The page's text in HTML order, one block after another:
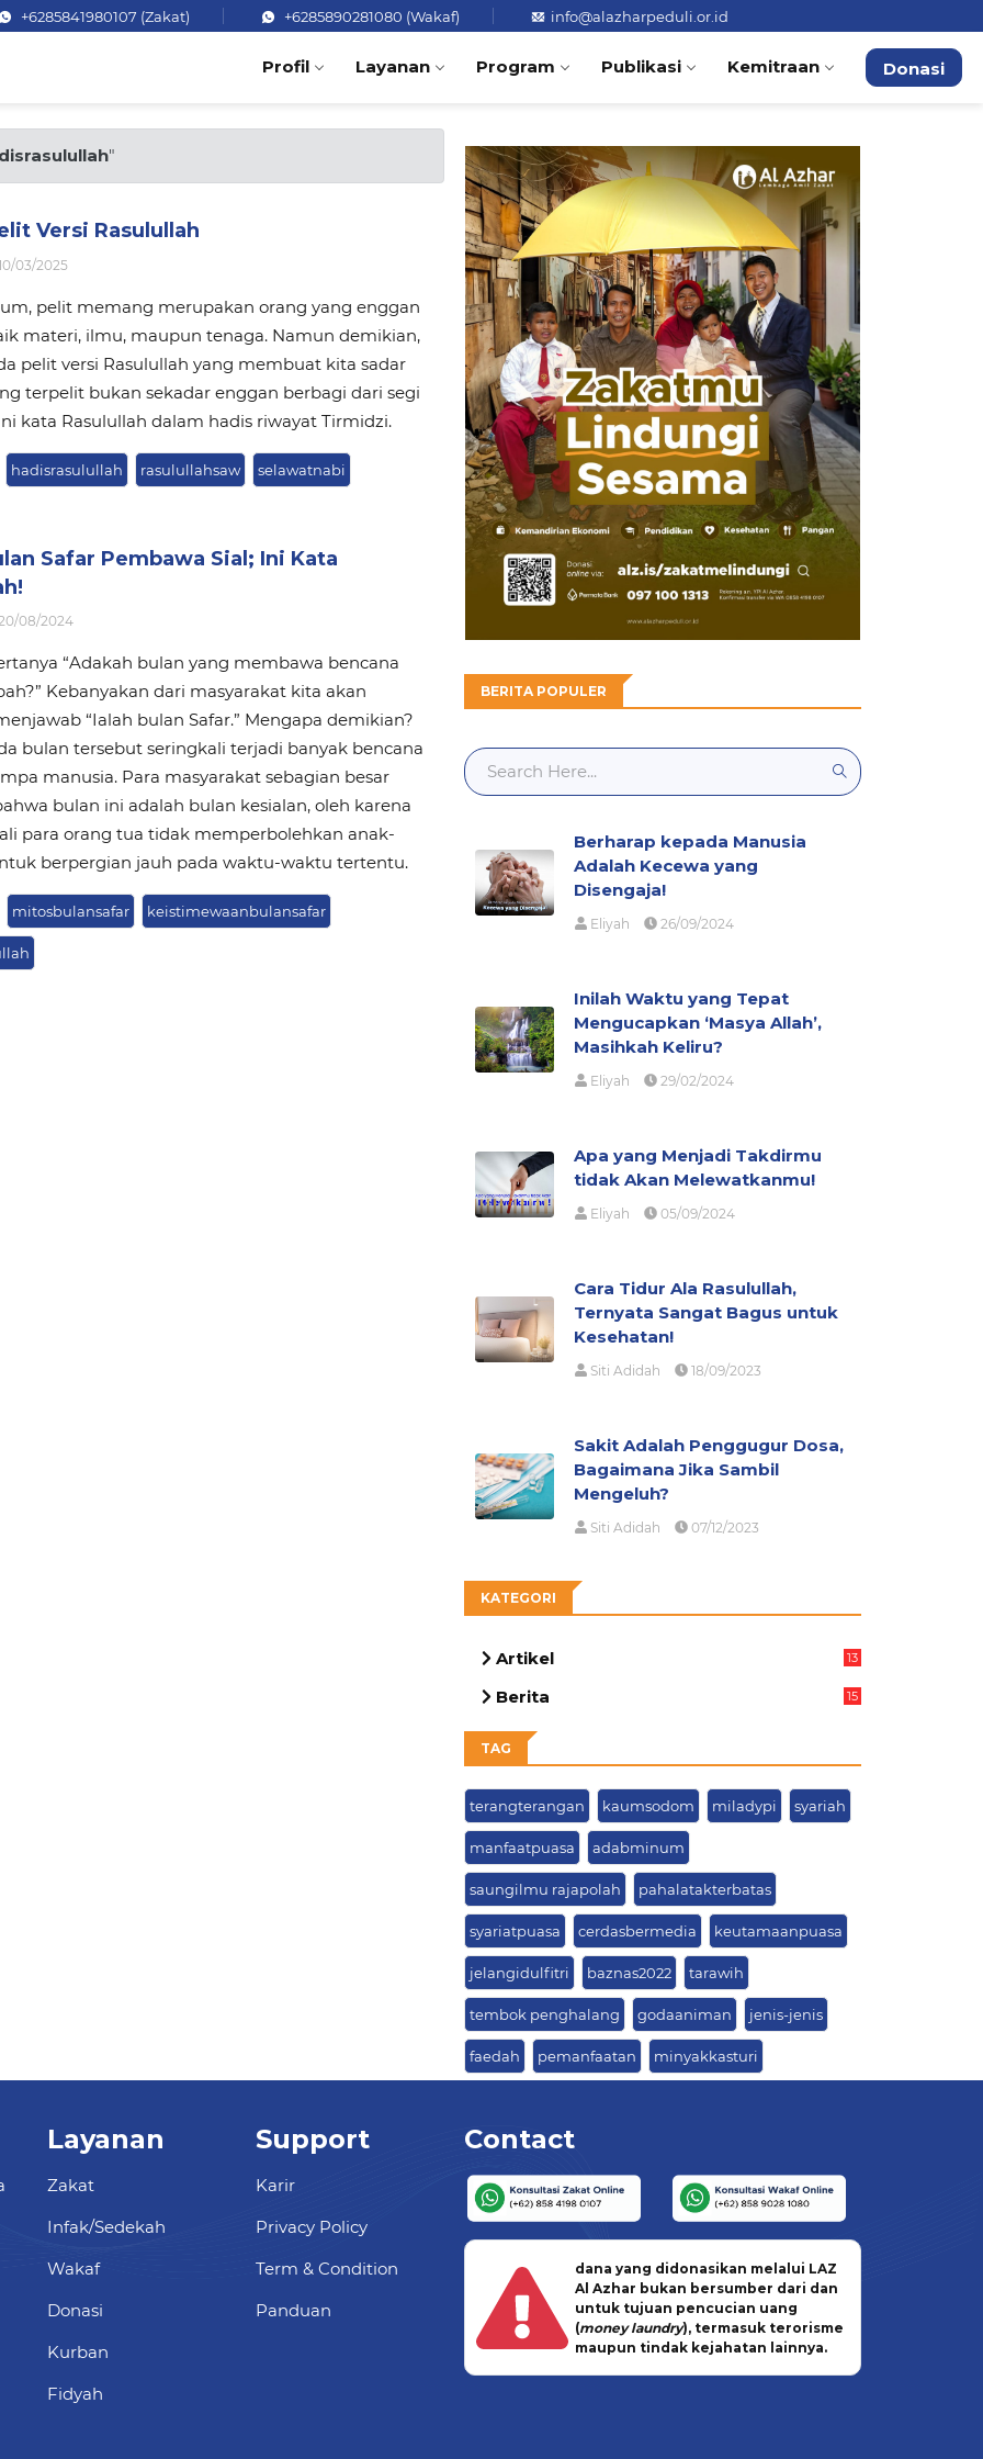
+6285841980107 (Zakat) +6285890281080 (Wakaf) info@alazharpeduli.or.id
Profil Layanan Program Publikasi Kemitraan Donasi
"
Versi Rasulullah
03/2025
pelit memang merupakan orang yang enggan
materi, ilmu, maupun tenaga. Namun demikian,
pelit versi Rasulullah yang membuat kita sadar
terpelit bukan sekadar enggan berbagi dari segi
kata Rasulullah dalam hadis riwayat Tirmidzi.
hadisrasulullah rasulullahsaw selawatnabi
Safar Pembawa Sial; Ini Kata
08/2024
“Adakah bulan yang membawa bencana
Kebanyakan dari masyarakat kita akan
“Ialah bulan Safar.” Mengapa demikian?
bulan tersebut seringkali terjadi banyak bencana
manusia. Para masyarakat sebagian besar
bulan ini adalah bulan kesialan, oleh karena
para orang tua tidak memperbolehkan anak-
berpergian jauh pada waktu-waktu tertentu.
mitosbulansafar keistimewaanbulansafar
BERITA POPULER
Berharap kepada Manusia
Adalah Kecewa yang
Disengaja!
Eliyah 26/09/2024
Inilah Waktu yang Tepat
Mengucapkan ‘Masya Allah’,
Masihkah Keliru?
Eliyah 29/02/2024
Apa yang Menjadi Takdirmu
tidak Akan Melewatkanmu!
Eliyah 05/09/2024
Cara Tidur Ala Rasulullah,
Ternyata Sangat Bagus untuk
Kesehatan!
Siti Adidah 18/09/2023
Sakit Adalah Penggugur Dosa,
Bagaimana Jika Sambil
Mengeluh?
Siti Adidah 07/12/2023
KATEGORI
Artikel
13
Berita
15
TAG
terangterangan kaumsodom miladypi syariah
manfaatpuasa adabminum
saungilmu rajapolah pahalatakterbatas
syariatpuasa cerdasbermedia keutamaanpuasa
jelangidulfitri baznas2022 tarawih
tembok penghalang godaaniman jenis-jenis
faedah pemanfaatan minyakkasturi
Layanan
Zakat
Infak/Sedekah
Wakaf
Donasi
Kurban
Fidyah
Support
Karir
Privacy Policy
Term & Condition
Panduan
Contact
dana yang didonasikan melalui LAZ
Al Azhar bukan bersumber dari dan
untuk tujuan pencucian uang
(money laundry), termasuk terorisme
maupun tindak kejahatan lainnya.